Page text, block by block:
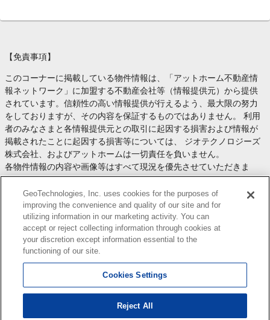
【免責事項】
このコーナーに掲載している物件情報は、「アットホーム不動産情
報ネットワーク」に加盟する不動産会社等（情報提供元）から提供
されています。信頼性の高い情報提供が行えるよう、最大限の努力
をしておりますが、その内容を保証するものではありません。 利用
者のみなさまと各情報提供元との取引に起因する損害および情報が
掲載されたことに起因する損害等については、 ジオテクノロジーズ
株式会社、およびアットホームは一切責任を負いません。
各物件情報の内容や画像等はすべて現況を優先させていただきま
す。
お取引等（お取引の準備、資金調達等を含みます）の際には、内容
や契約条件等について、 各情報提供元より十分な説明を受け、ご自
身でご確認の上、判断してください。
このコーナーへの物件情報のご掲載、その他不動産業務ソリューシ
ョン等についての不動産会社様のお問合せはこちら
します。
Copyright(c) At Home Co.,Ltd. このサイトに掲載している情報の無断転載を禁止します。著作権
はアットホーム（株）またはその情報提供者に帰属します。
GeoTechnologies, Inc. uses cookies for the purposes of
improving the convenience and quality of our site and for
utilizing information in our marketing activity. You can
accept or reject collecting information through cookies at
your discretion except information essential to the
functioning of our site.
Cookies Settings
Reject All